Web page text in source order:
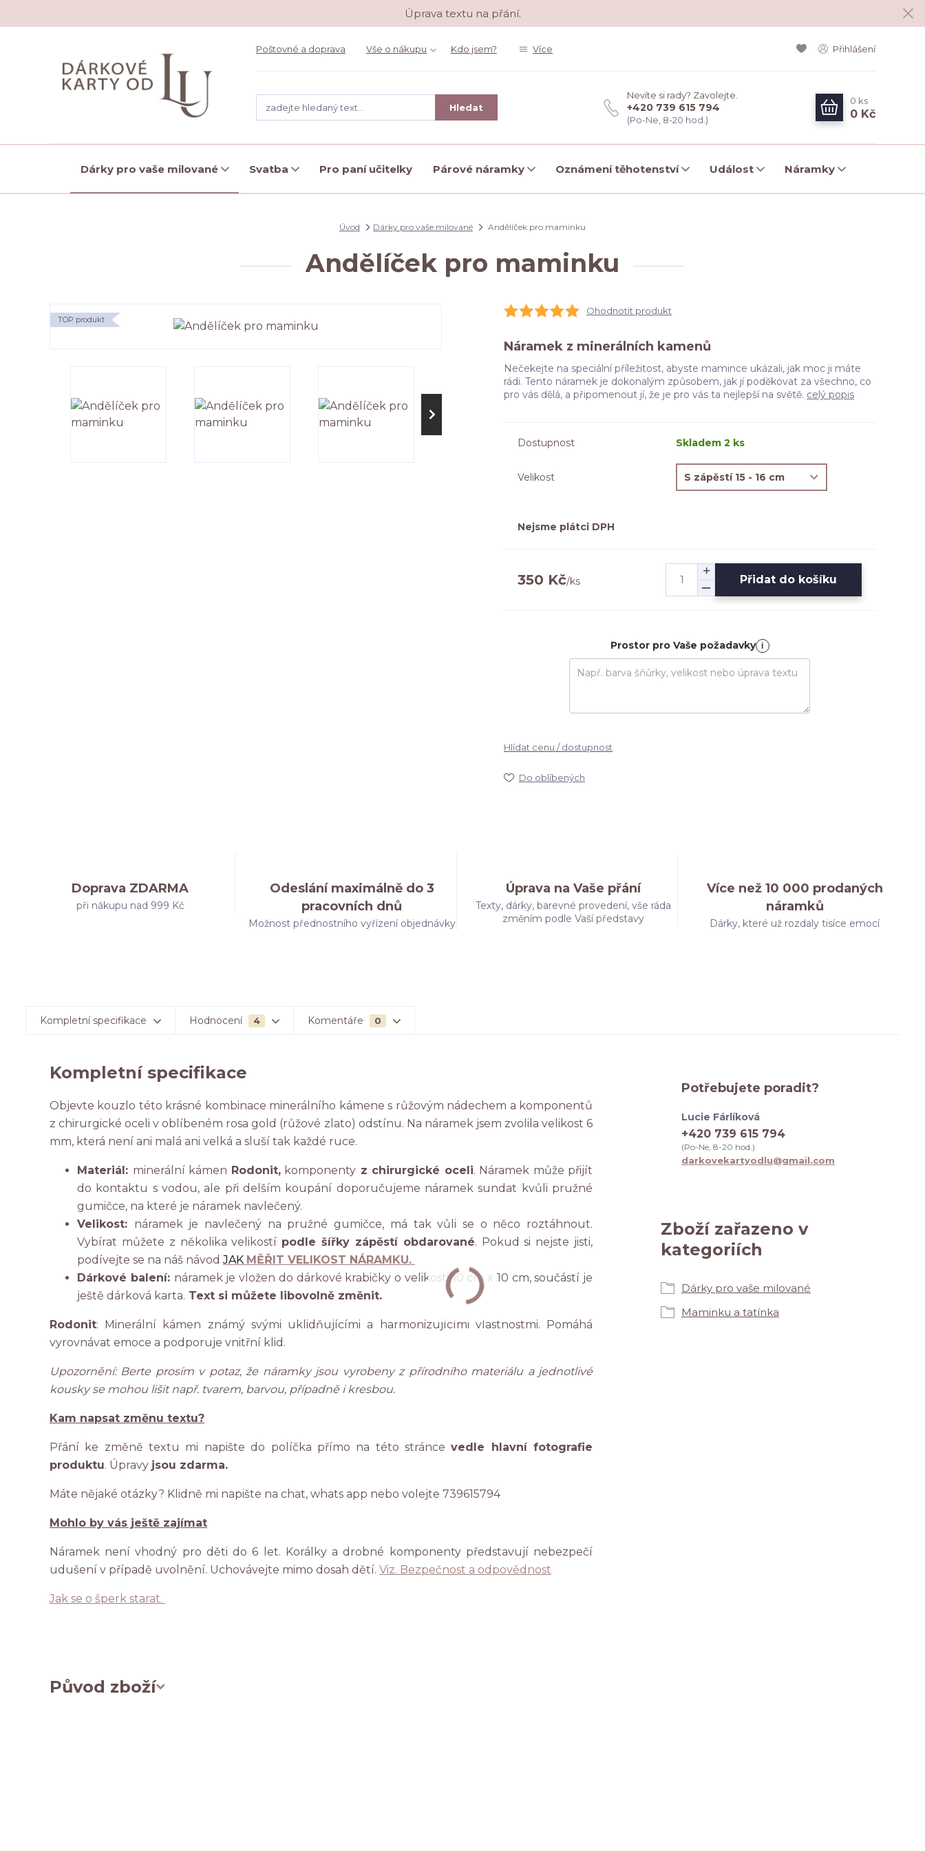
Úprava textu na přání.
Poštovné a doprava Vše o nákupu Kdo jsem? Více Přihlášení
Hledat
Nevíte si rady? Zavolejte.
+420 739 615 794
(Po-Ne, 8-20 hod.)
0 ks
0 Kč
Dárky pro vaše milované Svatba Pro paní učitelky Párové náramky Oznámení těhotenství Událost Náramky
Úvod Dárky pro vaše milované Andělíček pro maminku
Andělíček pro maminku
TOP produkt
Ohodnotit produkt
Náramek z minerálních kamenů
Nečekejte na speciální příležitost, abyste mamince ukázali, jak moc ji máte
rádi. Tento náramek je dokonalým způsobem, jak jí poděkovat za všechno, co
pro vás dělá, a připomenout jí, že je pro vás ta nejlepší na světě. celý popis
Dostupnost Skladem 2 ks
Velikost
Nejsme plátci DPH
350 Kč/ks Přidat do košíku
Prostor pro Vaše požadavky i
Hlídat cenu / dostupnost
Do oblíbených
Doprava ZDARMA
při nákupu nad 999 Kč
Odeslání maximálně do 3
pracovních dnů
Možnost přednostního vyřízení objednávky
Úprava na Vaše přání
Texty, dárky, barevné provedení, vše ráda
změním podle Vaší představy
Více než 10 000 prodaných
náramků
Dárky, které už rozdaly tisíce emocí
Kompletní specifikace Hodnocení 4 Komentáře 0
Kompletní specifikace
Objevte kouzlo této krásné kombinace minerálního kámene s růžovým nádechem a komponentů
z chirurgické oceli v oblíbeném rosa gold (růžové zlato) odstínu. Na náramek jsem zvolila velikost 6
mm, která není ani malá ani velká a sluší tak každé ruce.
Materiál: minerální kámen Rodonit,komponenty z chirurgické oceli. Náramek může přijít
do kontaktu s vodou, ale při delším koupání doporučujeme náramek sundat kvůli pružné
gumičce, na které je náramek navlečený.
Velikost: náramek je navlečený na pružné gumičce, má tak vůli se o něco roztáhnout.
Vybírat můžete z několika velikostí podle šířky zápěstí obdarované. Pokud si nejste jisti,
podívejte se na náš návodJAK MĚŘIT VELIKOST NÁRAMKU.
Dárkové balení: náramek je vložen do dárkové krabičky o velikosti 10 cm x 10 cm, součástí je
ještě dárková karta. Text si můžete libovolně změnit.
Rodonit: Minerální kámen známý svými uklidňujícími a harmonizujícími vlastnostmi. Pomáhá
vyrovnávat emoce a podporuje vnitřní klid.
Upozornění: Berte prosím v potaz, že náramky jsou vyrobeny z přírodního materiálu a jednotlivé
kousky se mohou lišit např. tvarem, barvou, případně i kresbou.
Kam napsat změnu textu?
Přání ke změně textu mi napište do políčka přímo na této stráncevedle hlavní fotografie
produktu. Úpravy jsou zdarma.
Máte nějaké otázky? Klidně mi napište na chat, whats app nebo volejte 739615794
Mohlo by vás ještě zajímat
Náramek není vhodný pro děti do 6 let. Korálky a drobné komponenty představují nebezpečí
udušení v případě uvolnění. Uchovávejte mimo dosah dětí. Viz. Bezpečnost a odpovědnost
Jak se o šperk starat.
Původ zboží
Zboží zařazeno v
kategoriích
Dárky pro vaše milované
Maminku a tatínka
Potřebujete poradit?
Lucie Fárlíková
+420 739 615 794
(Po-Ne, 8-20 hod.)
darkovekartyodlu@gmail.com